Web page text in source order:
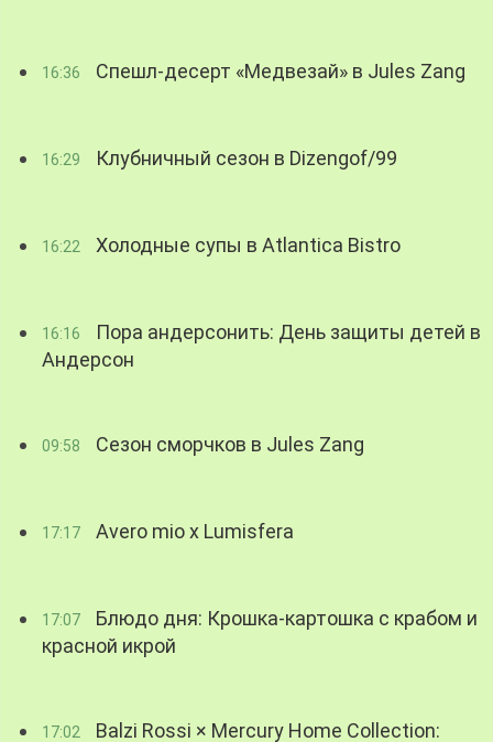
16:36 Спешл-десерт «Медвезай» в Jules Zang
16:29 Клубничный сезон в Dizengof/99
16:22 Холодные супы в Atlantica Bistro
16:16
Пора андерсонить: День защиты детей в
Андерсон
09:58 Сезон сморчков в Jules Zang
17:17 Avero mio x Lumisfera
17:07
Блюдо дня: Крошка-картошка с крабом и
красной икрой
17:02 Balzi Rossi × Mercury Home Collection: